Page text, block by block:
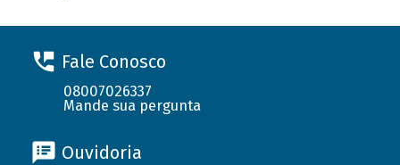
Fale Conosco
08007026337
Mande sua pergunta
Ouvidoria